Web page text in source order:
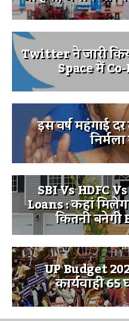
Twitter ने जारी
Space में
इस वर्ष महंगाई
SBI Vs HDFC
Loans : कहां
कितनी बनेगी
UP Budget
कार्यवाही